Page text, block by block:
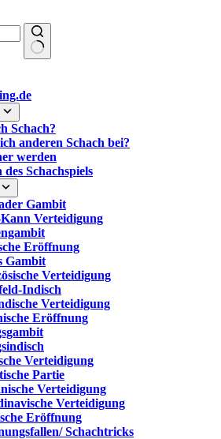
Schach?
anderen Schach bei?
werden
Schachspiels
Gambit
Verteidigung
Eröffnung
Gambit
Verteidigung
Indisch
Verteidigung
Eröffnung
Verteidigung
Partie
Verteidigung
Verteidigung
Eröffnung
Schachtricks